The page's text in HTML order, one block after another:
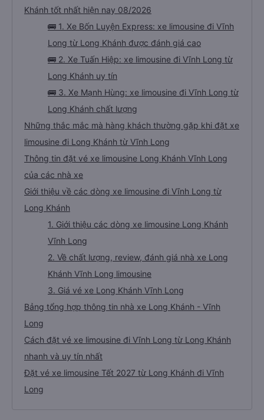
Khánh tốt nhất hiện nay 08/2026
🚌 1. Xe Bốn Luyện Express: xe limousine đi Vĩnh
Long từ Long Khánh được đánh giá cao
🚌 2. Xe Tuấn Hiệp: xe limousine đi Vĩnh Long từ
Long Khánh uy tín
🚌 3. Xe Mạnh Hùng: xe limousine đi Vĩnh Long từ
Long Khánh chất lượng
Những thắc mắc mà hàng khách thường gặp khi đặt xe
limousine đi Long Khánh từ Vĩnh Long
Thông tin đặt vé xe limousine Long Khánh Vĩnh Long
của các nhà xe
Giới thiệu về các dòng xe limousine đi Vĩnh Long từ
Long Khánh
1. Giới thiệu các dòng xe limousine Long Khánh
Vĩnh Long
2. Về chất lượng, review, đánh giá nhà xe Long
Khánh Vĩnh Long limousine
3. Giá vé xe Long Khánh Vĩnh Long
Bảng tổng hợp thông tin nhà xe Long Khánh - Vĩnh
Long
Cách đặt vé xe limousine đi Vĩnh Long từ Long Khánh
nhanh và uy tín nhất
Đặt vé xe limousine Tết 2027 từ Long Khánh đi Vĩnh
Long